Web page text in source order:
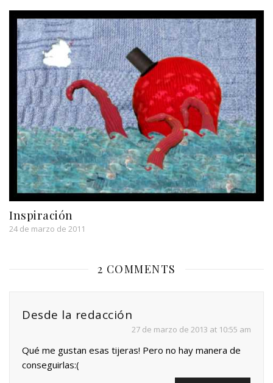
Inspiración
24 de marzo de 2011
2 COMMENTS
Desde la redacción
27 de marzo de 2013 at 10:55 am
Qué me gustan esas tijeras! Pero no hay manera de
conseguirlas:(